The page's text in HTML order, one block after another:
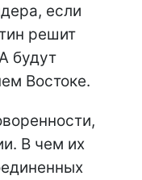
если
решит
будут
Востоке.
В чем их